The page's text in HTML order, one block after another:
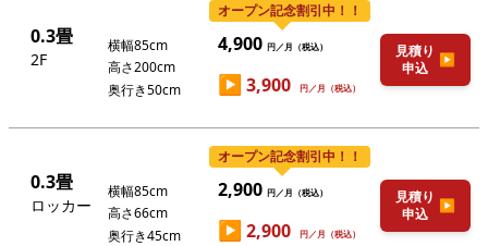
0.3畳
2F
横幅85cm
高さ200cm
奥行き50cm
オープン記念割引中！！
4,900円／月（税込）
▶3,900 円／月（税込）
見積り
申込
▶
0.3畳
ロッカー
横幅85cm
高さ66cm
奥行き45cm
オープン記念割引中！！
2,900円／月（税込）
▶2,900 円／月（税込）
見積り
申込
▶